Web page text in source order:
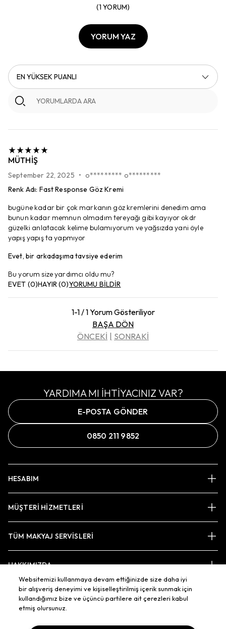
(1 YORUM)
YORUM YAZ
EN YÜKSEK PUANLI
MÜTHIŞ
September 22, 2025 • o********* o*********
Renk Adı: Fast Response Göz Kremi
bugüne kadar bir çok markanın göz kremlerini denedim ama
bunun kadar memnun olmadım tereyağı gibi kayıyor okdr
güzelki anlatacak kelime bulamıyorum ve yağsızda yani öyle
yapış yapış ta yapmıyor
Evet, bir arkadaşıma tavsiye ederim
Bu yorum size yardımcı oldu mu?
EVET (0)HAYIR(0)YORUMU BİLDİR
1-1 / 1 Yorum Gösteriliyor
BAŞA DÖN
ÖNCEKİ
SONRAKİ
YARDIMA MI İHTİYACINIZ VAR?
E-POSTA GÖNDER
0850 211 9852
HESABIM
MÜŞTERİ HİZMETLERİ
TÜM MAKYAJ SERVİSLERİ
HAKKIMIZDA
Websitemizi kullanmaya devam ettiğinizde size daha iyi
bir alışveriş deneyimi ve kişiselleştirilmiş içerik sunmak için
kullandığımız bize ve üçüncü partilere ait çerezleri kabul
etmiş olursunuz.